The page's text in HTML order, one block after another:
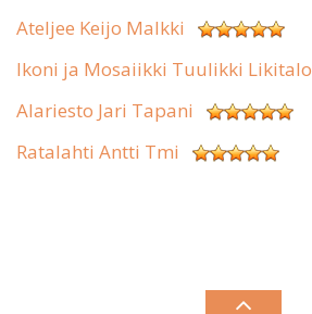
Ateljee Keijo Malkki
Ikoni ja Mosaiikki Tuulikki Likitalo
Alariesto Jari Tapani
Ratalahti Antti Tmi